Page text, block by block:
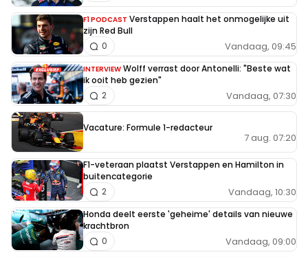
F1 PODCAST Verstappen haalt het onmogelijke uit
zijn Red Bull
Vandaag, 09:45
0
INTERVIEW Wolff verrast door Antonelli: "Beste wat
ik ooit heb gezien"
Vandaag, 07:30
2
Vacature: Formule 1-redacteur
7 aug. 07:20
F1-veteraan plaatst Verstappen en Hamilton in
buitencategorie
Vandaag, 10:30
2
Honda deelt eerste 'geheime' details van nieuwe
krachtbron
Vandaag, 09:00
0